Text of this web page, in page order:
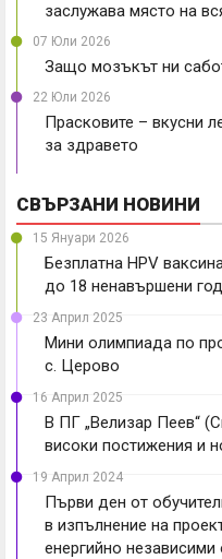
заслужава място на
07 Юли 2026
Защо мозъкът ни
22 Юли 2026
Прасковите – вкусни
за здравето
СВЪРЗАНИ НОВИНИ
15 Януари 2026
Безплатна HPV
до 18 ненавършени
23 Април 2025
Мини олимпиада по
с. Церово
16 Април 2025
В ПГ „Велизар Пеев“
високи постижения и
19 Април 2024
Първи ден от
в изпълнение на
енергийно